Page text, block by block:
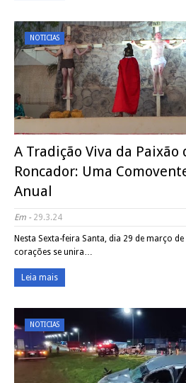
NOTICIAS
A Tradição Viva da Paixão
Roncador: Uma
Anual
Em - 29.3.24
Nesta Sexta-feira Santa, dia 29 de março
corações se unira…
Leia mais
NOTICIAS